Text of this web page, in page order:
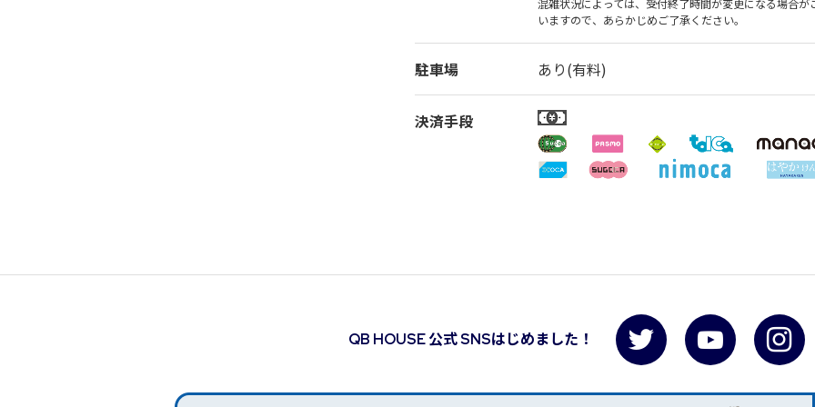
いますので、あらかじめご了承ください。
駐車場 あり(有料)
決済手段
QB HOUSE 公式 SNSはじめました！